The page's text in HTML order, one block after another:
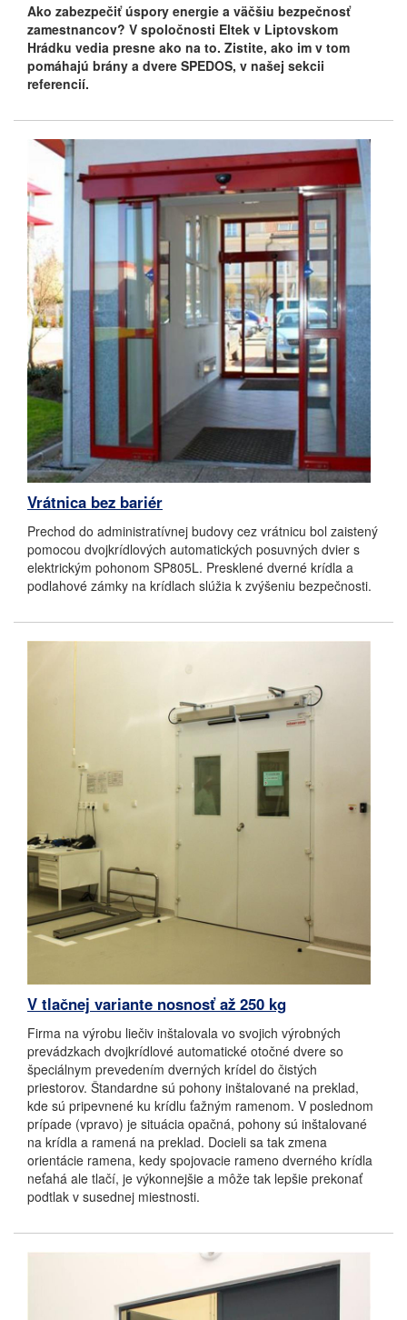
Ako zabezpečiť úspory energie a väčšiu bezpečnosť
zamestnancov? V spoločnosti Eltek v Liptovskom
Hrádku vedia presne ako na to. Zistite, ako im v tom
pomáhajú brány a dvere SPEDOS, v našej sekcii
referencií.
Vrátnica bez bariér
Prechod do administratívnej budovy cez vrátnicu bol zaistený
pomocou dvojkrídlových automatických posuvných dvier s
elektrickým pohonom SP805L. Presklené dverné krídla a
podlahové zámky na krídlach slúžia k zvýšeniu bezpečnosti.
V tlačnej variante nosnosť až 250 kg
Firma na výrobu liečiv inštalovala vo svojich výrobných
prevádzkach dvojkrídlové automatické otočné dvere so
špeciálnym prevedením dverných krídel do čistých
priestorov. Štandardne sú pohony inštalované na preklad,
kde sú pripevnené ku krídlu ťažným ramenom. V poslednom
prípade (vpravo) je situácia opačná, pohony sú inštalované
na krídla a ramená na preklad. Docieli sa tak zmena
orientácie ramena, kedy spojovacie rameno dverného krídla
neťahá ale tlačí, je výkonnejšie a môže tak lepšie prekonať
podtlak v susednej miestnosti.